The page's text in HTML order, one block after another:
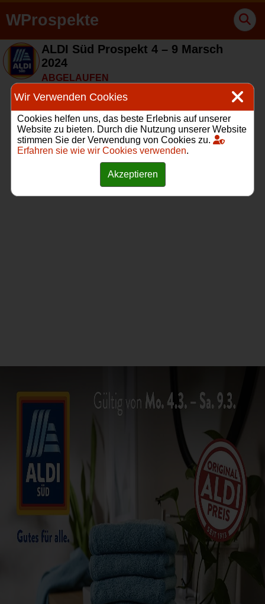
WProspekte
ALDI Süd Prospekt 4 – 9 Marsch
2024
ABGELAUFEN
Wir Verwenden Cookies
Cookies helfen uns, das beste Erlebnis auf unserer
Website zu bieten. Durch die Nutzung unserer Website
stimmen Sie der Verwendung von Cookies zu.
Erfahren sie wie wir Cookies verwenden.
Akzeptieren